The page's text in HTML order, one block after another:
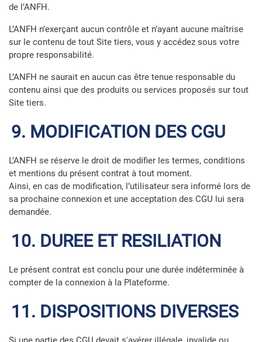
de l’ANFH.
L’ANFH n’exerçant aucun contrôle et n’ayant aucune maîtrise
sur le contenu de tout Site tiers, vous y accédez sous votre
propre responsabilité.
L’ANFH ne saurait en aucun cas être tenue responsable du
contenu ainsi que des produits ou services proposés sur tout
Site tiers.
9. MODIFICATION DES CGU
L’ANFH se réserve le droit de modifier les termes, conditions
et mentions du présent contrat à tout moment.
Ainsi, en cas de modification, l’utilisateur sera informé lors de
sa prochaine connexion et une acceptation des CGU lui sera
demandée.
10. DUREE ET RESILIATION
Le présent contrat est conclu pour une durée indéterminée à
compter de la connexion à la Plateforme.
11. DISPOSITIONS DIVERSES